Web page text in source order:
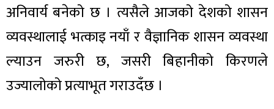
अनिवार्य बनेको छ । त्यसैले आजको देशको शासन
व्यवस्थालाई भत्काइ नयाँ र वैज्ञानिक शासन व्यवस्था
ल्याउन जरुरी छ, जसरी बिहानीको किरणले
उज्यालोको प्रत्याभूत गराउदँछ ।